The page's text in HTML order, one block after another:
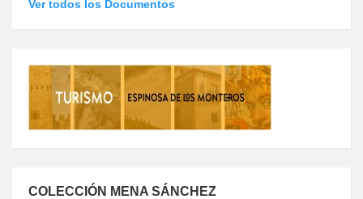
Ver todos los Documentos
COLECCIÓN MENA SÁNCHEZ